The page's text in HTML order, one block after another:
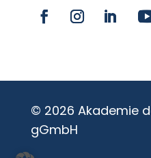
© 2026 Akademie
gGmbH